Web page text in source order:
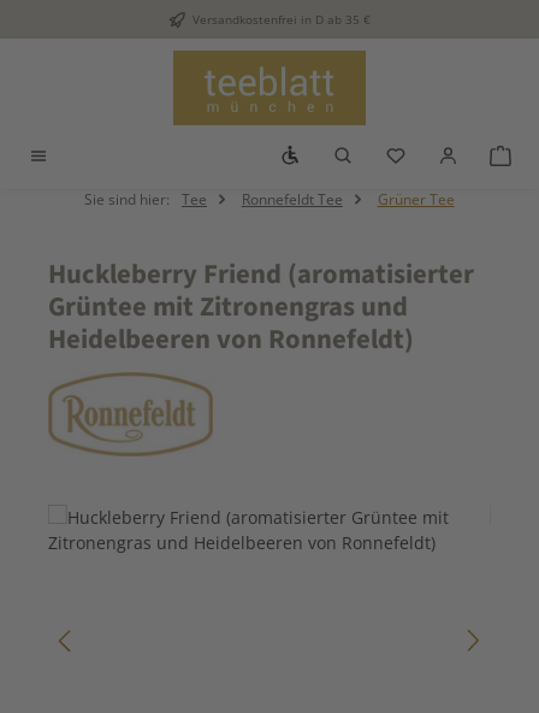
Zum Hauptinhalt springenVersandkostenfrei in D ab 35 €
Werkzeugleiste anzeigen
Du hast 0
Sie sind hier: Tee Ronnefeldt Tee Grüner Tee
Huckleberry Friend (aromatisierter
Grüntee mit Zitronengras und
Heidelbeeren von Ronnefeldt)
Bildergalerie überspringen